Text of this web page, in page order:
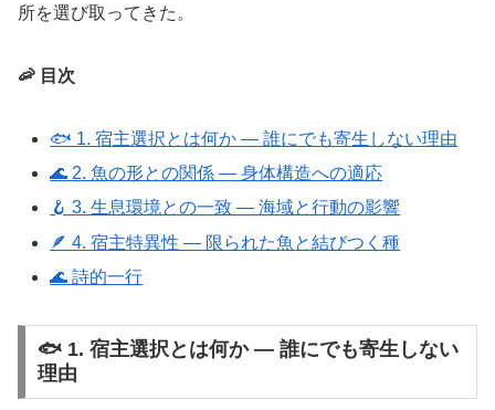
所を選び取ってきた。
🦐 目次
🐟 1. 宿主選択とは何か ― 誰にでも寄生しない理由
🌊 2. 魚の形との関係 ― 身体構造への適応
🪝 3. 生息環境との一致 ― 海域と行動の影響
🪶 4. 宿主特異性 ― 限られた魚と結びつく種
🌊 詩的一行
🐟 1. 宿主選択とは何か ― 誰にでも寄生しない
理由